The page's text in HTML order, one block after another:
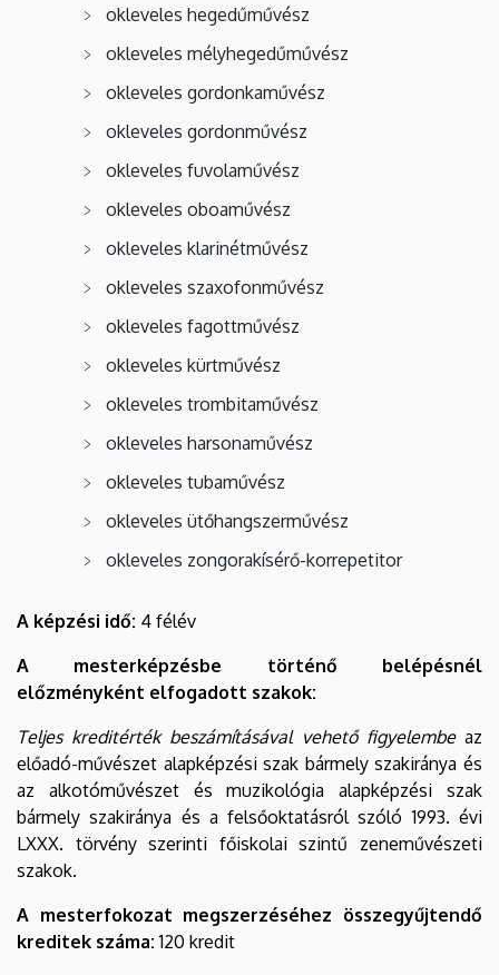
okleveles hegedűművész
okleveles mélyhegedűművész
okleveles gordonkaművész
okleveles gordonművész
okleveles fuvolaművész
okleveles oboaművész
okleveles klarinétművész
okleveles szaxofonművész
okleveles fagottművész
okleveles kürtművész
okleveles trombitaművész
okleveles harsonaművész
okleveles tubaművész
okleveles ütőhangszerművész
okleveles zongorakísérő-korrepetitor
A képzési idő: 4 félév
A mesterképzésbe történő belépésnél
előzményként elfogadott szakok:
Teljes kreditérték beszámításával vehető figyelembe az
előadó-művészet alapképzési szak bármely szakiránya és
az alkotóművészet és muzikológia alapképzési szak
bármely szakiránya és a felsőoktatásról szóló 1993. évi
LXXX. törvény szerinti főiskolai szintű zeneművészeti
szakok.
A mesterfokozat megszerzéséhez összegyűjtendő
kreditek száma: 120 kredit